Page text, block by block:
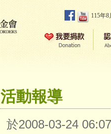
115年
活動報導
於2008-03-24